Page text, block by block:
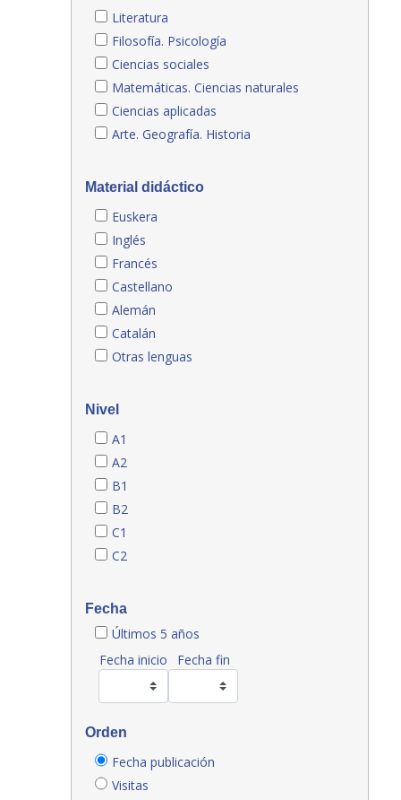
Literatura
Filosofía. Psicología
Ciencias sociales
Matemáticas. Ciencias naturales
Ciencias aplicadas
Arte. Geografía. Historia
Material didáctico
Euskera
Inglés
Francés
Castellano
Alemán
Catalán
Otras lenguas
Nivel
A1
A2
B1
B2
C1
C2
Fecha
Últimos 5 años
Fecha inicio
Fecha fin
Orden
Fecha publicación
Visitas